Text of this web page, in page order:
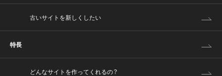
古いサイトを新しくしたい
特長
どんなサイトを作ってくれるの？